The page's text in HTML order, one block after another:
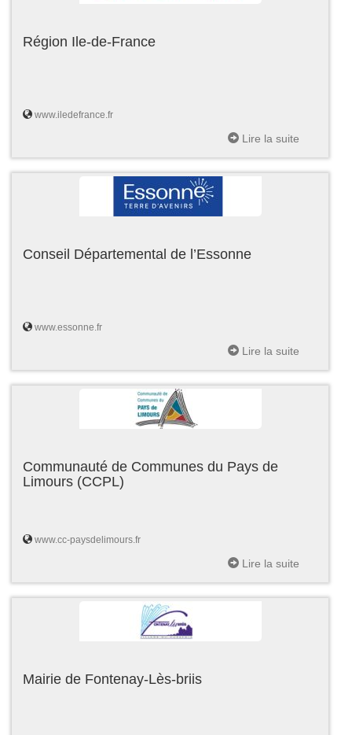
Région Ile-de-France
www.iledefrance.fr
Lire la suite
Conseil Départemental de l’Essonne
www.essonne.fr
Lire la suite
Communauté de Communes du Pays de
Limours (CCPL)
www.cc-paysdelimours.fr
Lire la suite
Mairie de Fontenay-Lès-briis